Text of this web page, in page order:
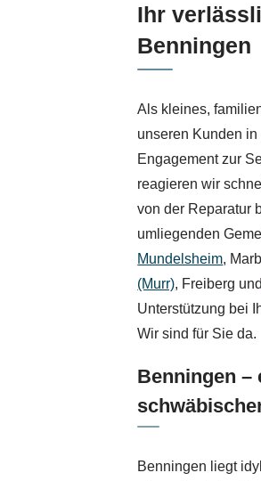
Ihr
Benningen
Als kleines,
unseren Kunden
Engagement zur
reagieren wir
von der Reparatur
umliegenden
Mundelsheim,
(Murr), Freiberg und
Unterstützung bei
Wir sind für Sie da.
Benningen –
Benningen liegt